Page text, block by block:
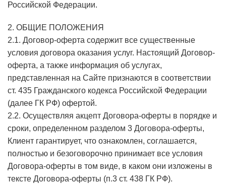
Российской Федерации.
2. ОБЩИЕ ПОЛОЖЕНИЯ
2.1. Договор-оферта содержит все существенные
условия договора оказания услуг. Настоящий Договор-
оферта, а также информация об услугах,
представленная на Сайте признаются в соответствии
ст. 435 Гражданского кодекса Российской Федерации
(далее ГК РФ) офертой.
2.2. Осуществляя акцепт Договора-оферты в порядке и
сроки, определенном разделом 3 Договора-оферты,
Клиент гарантирует, что ознакомлен, соглашается,
полностью и безоговорочно принимает все условия
Договора-оферты в том виде, в каком они изложены в
тексте Договора-оферты (п.3 ст. 438 ГК РФ).